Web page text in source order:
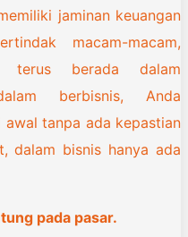
jaminan keuangan
macam-macam,
terus berada dalam
berbisnis, Anda
awal tanpa ada kepastian
dalam bisnis hanya ada
pada pasar.